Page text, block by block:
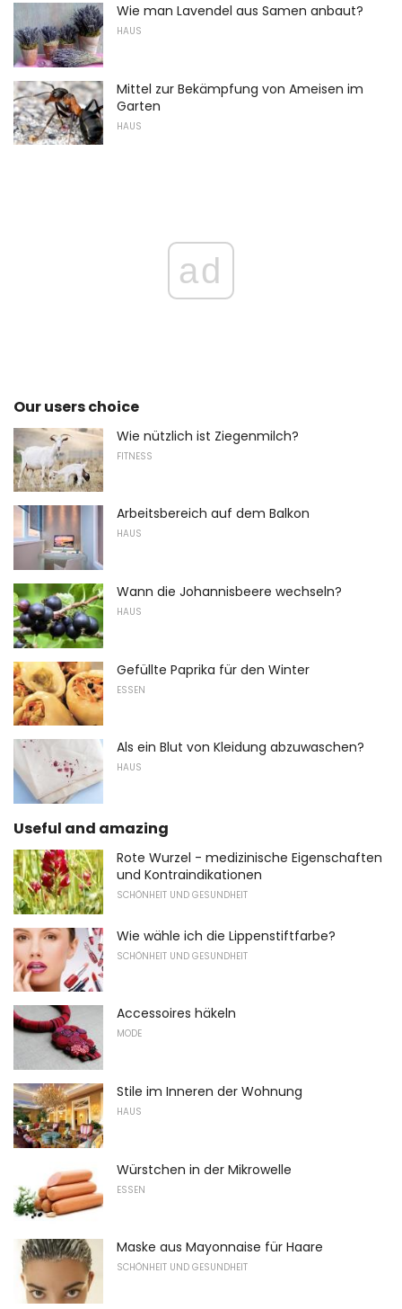
Wie man Lavendel aus Samen anbaut?
HAUS
Mittel zur Bekämpfung von Ameisen im
Garten
HAUS
ad
Our users choice
Wie nützlich ist Ziegenmilch?
FITNESS
Arbeitsbereich auf dem Balkon
HAUS
Wann die Johannisbeere wechseln?
HAUS
Gefüllte Paprika für den Winter
ESSEN
Als ein Blut von Kleidung abzuwaschen?
HAUS
Useful and amazing
Rote Wurzel - medizinische Eigenschaften
und Kontraindikationen
SCHÖNHEIT UND GESUNDHEIT
Wie wähle ich die Lippenstiftfarbe?
SCHÖNHEIT UND GESUNDHEIT
Accessoires häkeln
MODE
Stile im Inneren der Wohnung
HAUS
Würstchen in der Mikrowelle
ESSEN
Maske aus Mayonnaise für Haare
SCHÖNHEIT UND GESUNDHEIT